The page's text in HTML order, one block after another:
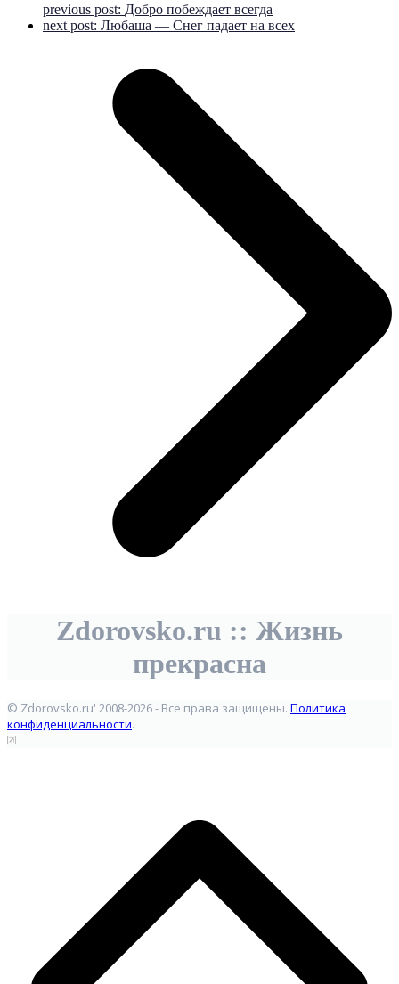
previous post: Добро побеждает всегда
next post: Любаша — Снег падает на всех
Zdorovsko.ru :: Жизнь
прекрасна
© Zdorovsko.ru' 2008-2026 - Все права защищены. Политика
конфиденциальности.